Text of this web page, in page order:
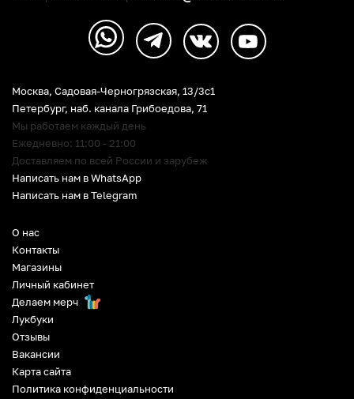
О нас
Контакты
Магазины
Личный кабинет
Делаем мерч
Лукбуки
Отзывы
Вакансии
Карта сайта
Политика конфиденциальности
Москва, Садовая-Черногрязская, 13/3c1
Петербург, наб. канала Грибоедова, 71
Мы работаем каждый день
Ежедневно: 11:00 - 21:00
Доставляем по всей России и зарубеж
Написать нам в WhatsApp
Написать нам в Telegram